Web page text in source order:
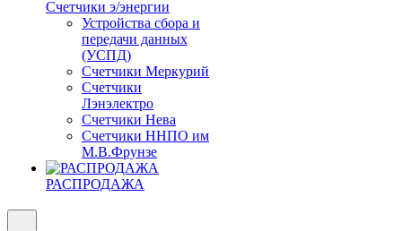
Счетчики э/энергии
Устройства сбора и
передачи данных
(УСПД)
Счетчики Меркурий
Счетчики
Лэнэлектро
Счетчики Нева
Счетчики ННПО им
М.В.Фрунзе
РАСПРОДАЖА